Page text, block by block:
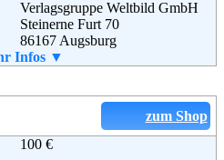
service@buecher.de
Verlagsgruppe Weltbild GmbH
Steinerne Furt 70
86167 Augsburg
+49 (0) 180 - 53 54 368
Infos ▼
zum Shop
100 €